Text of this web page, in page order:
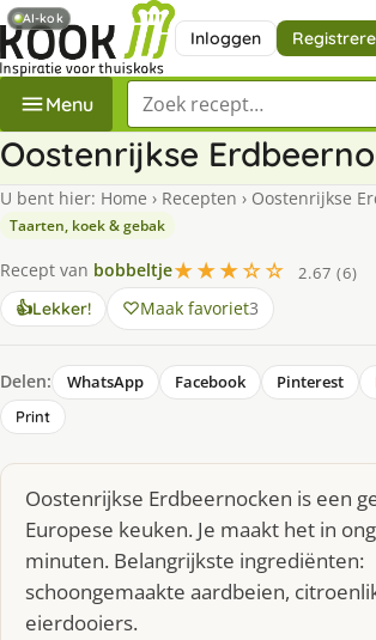
Inloggen
Menu Zoek een recept
Oostenrijkse
U bent hier: Home › Recepten › Oostenrijkse
Taarten, koek & gebak
Recept van bobbeltje★★★☆☆
2.67 (6)
👍Lekker! Maak favoriet3
Delen: WhatsApp Facebook Pinterest
Print
Oostenrijkse Erdbeernocken is een
Europese keuken. Je maakt het in
minuten. Belangrijkste ingrediënten:
schoongemaakte aardbeien,
eierdooiers.
AI-kok